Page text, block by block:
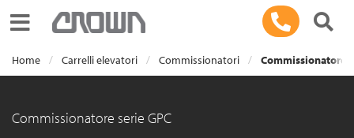
Toggle navigation
Home Carrelli elevatori Commissionatori Commissionatore
Commissionatore serie GPC